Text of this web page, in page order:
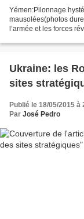
Yémen:Pilonnage
mausolées(photos
l’armée et les forces
Ukraine: les
sites
Publié le 18/05/2015 à
Par José Pedro